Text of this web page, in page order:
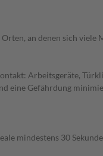
an denen sich viele
Arbeitsgeräte,
eine Gefährdung
mindestens 30